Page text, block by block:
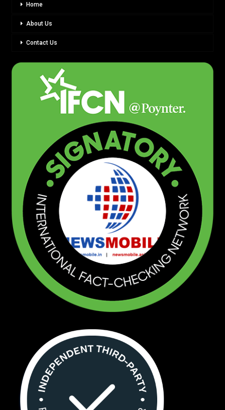
Home
About Us
Contact Us